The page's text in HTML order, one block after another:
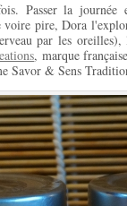
Passer la journée
voire pire, Dora
par les
, marque
Savor & Sens